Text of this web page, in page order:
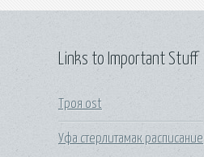
Links to Important Stuff
Троя ost
Уфа стерлитамак расписание